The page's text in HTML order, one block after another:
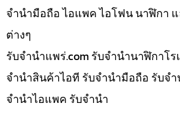
จำนำมือถือ ไอแพค ไอโฟน นาฬิกา
ต่างๆ
รับจํานําแพร่.com รับจำนำนาฬิกาโร
จำนำสินค้าไอที รับจำนำมือถือ รับจ
จำนำไอแพค รับจำนำ